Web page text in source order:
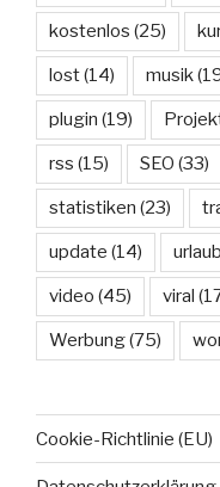
kostenlos (25)
lost(14) musik
plugin (19)
rss (15) SEO (33)
statistiken (23)
update (14) urlaub
video (45) viral
Werbung(75)
Cookie-Richtlinie (EU)